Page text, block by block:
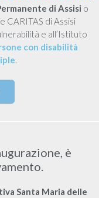
di Assisi o
CARITAS di Assisi
e all’Istituto
con disabilità
.
è
Santa Maria delle